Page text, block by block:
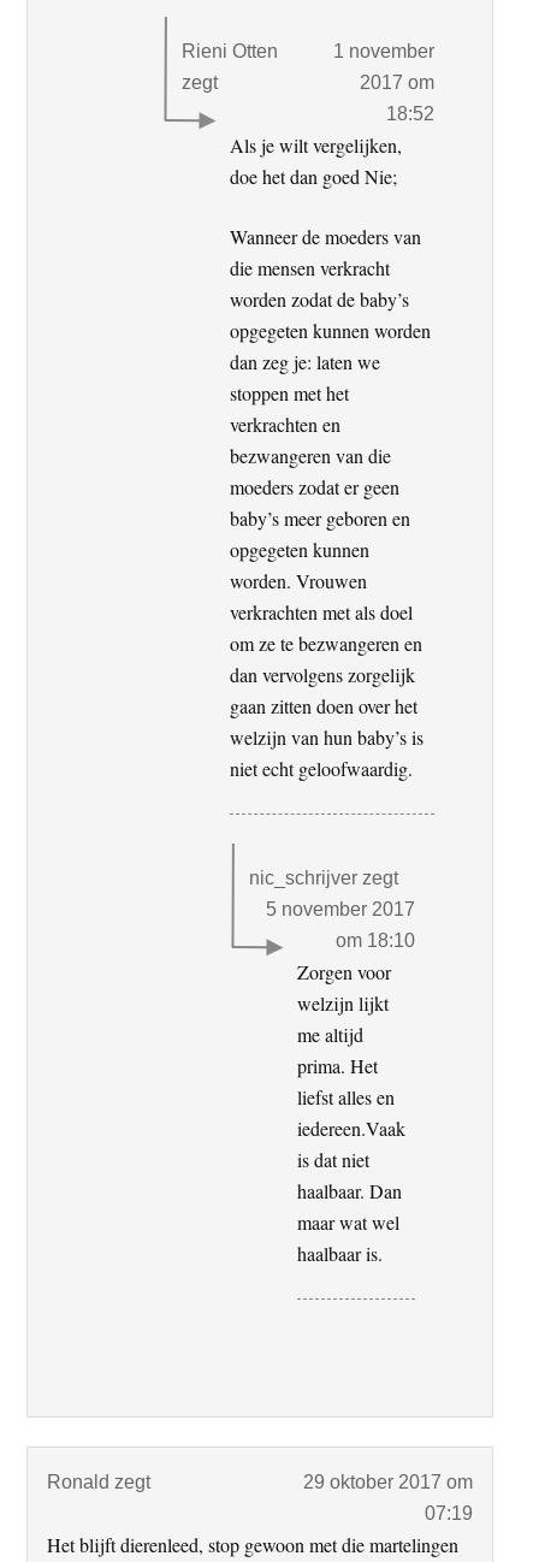
Rieni Otten
zegt
1 november
2017 om
18:52
Als je wilt vergelijken,
doe het dan goed Nie;
Wanneer de moeders van
die mensen verkracht
worden zodat de baby’s
opgegeten kunnen worden
dan zeg je: laten we
stoppen met het
verkrachten en
bezwangeren van die
moeders zodat er geen
baby’s meer geboren en
opgegeten kunnen
worden. Vrouwen
verkrachten met als doel
om ze te bezwangeren en
dan vervolgens zorgelijk
gaan zitten doen over het
welzijn van hun baby’s is
niet echt geloofwaardig.
nic_schrijver zegt
5 november 2017
om 18:10
Zorgen voor
welzijn lijkt
me altijd
prima. Het
liefst alles en
iedereen.Vaak
is dat niet
haalbaar. Dan
maar wat wel
haalbaar is.
Ronald zegt
29 oktober 2017 om
07:19
Het blijft dierenleed, stop gewoon met die martelingen